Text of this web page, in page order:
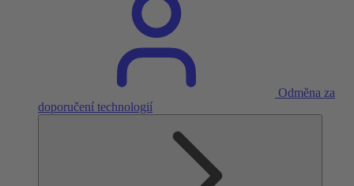
Odměna za
doporučení technologií